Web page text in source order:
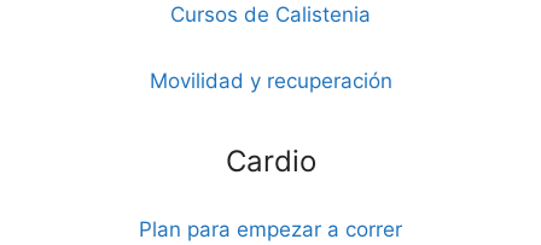
Cursos de Calistenia
Movilidad y recuperación
Cardio
Plan para empezar a correr